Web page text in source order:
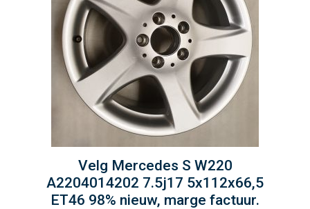
Velg Mercedes S W220
A2204014202 7.5j17 5x112x66,5
ET46 98% nieuw, marge factuur.